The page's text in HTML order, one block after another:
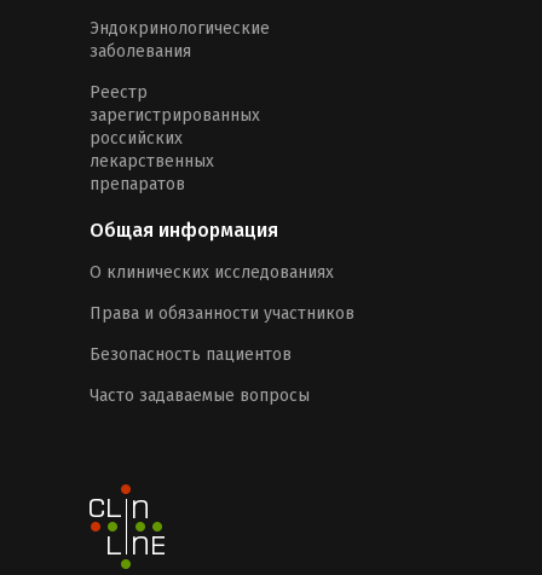
Эндокринологические
заболевания
Реестр
зарегистрированных
российских
лекарственных
препаратов
Общая информация
О клинических исследованиях
Права и обязанности участников
Безопасность пациентов
Часто задаваемые вопросы